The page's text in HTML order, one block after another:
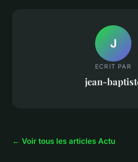
J
ECRIT PAR
jean-
← Voir tous les articles Actu